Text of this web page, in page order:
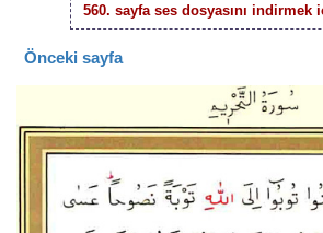
560. sayfa ses dosyasını indirmek
Önceki sayfa